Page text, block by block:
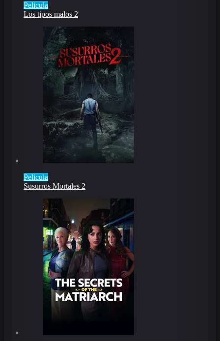
Pelicula
Los tipos malos 2
Pelicula
Susurros Mortales 2